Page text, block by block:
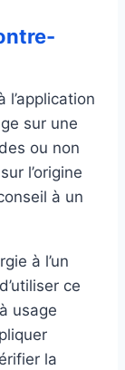
l’application
sur une
ou non
l’origine
à un
à l’un
ce
usage
la